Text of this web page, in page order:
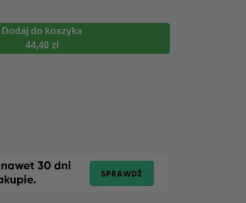
Dodaj do koszyka
44,40 zł